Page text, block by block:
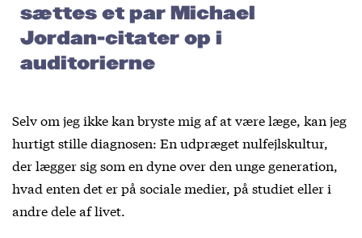
sættes et par Michael
Jordan-citater op i
auditorierne
Selv om jeg ikke kan bryste mig af at være læge, kan jeg
hurtigt stille diagnosen: En udpræget nulfejlskultur,
der lægger sig som en dyne over den unge generation,
hvad enten det er på sociale medier, på studiet eller i
andre dele af livet.